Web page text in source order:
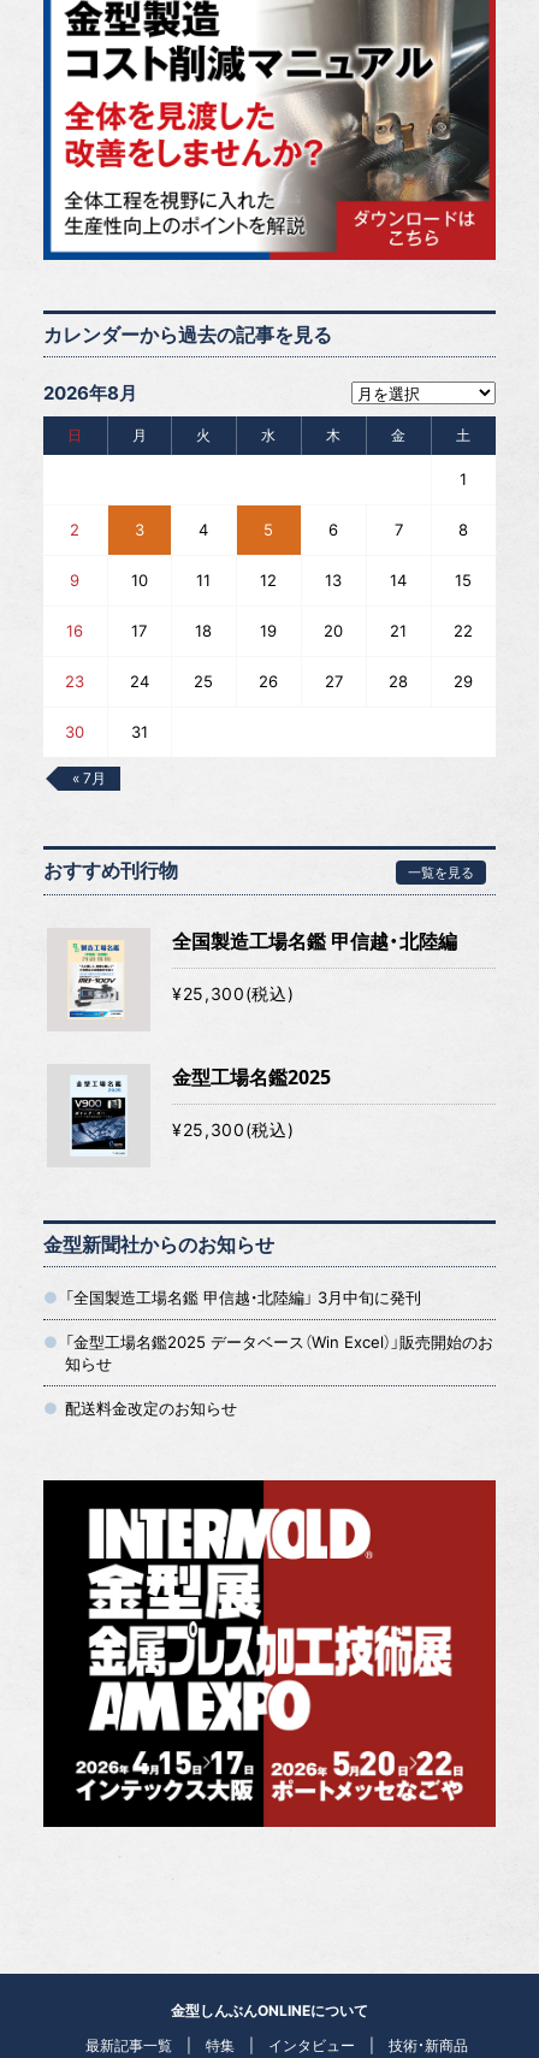
カレンダーから過去の記事を見る
2026年8月
日 月 火 水 木 金 土
1
2 3 4 5 6 7 8
9 10 11 12 13 14 15
16 17 18 19 20 21 22
23 24 25 26 27 28 29
30 31
« 7月
おすすめ刊行物 一覧を見る
全国製造工場名鑑 甲信越・北陸編
¥25,300(税込)
金型工場名鑑2025
¥25,300(税込)
金型新聞社からのお知らせ
「全国製造工場名鑑 甲信越・北陸編」 3月中旬に発刊
「金型工場名鑑2025 データベース（Win Excel）」販売開始のお
知らせ
配送料金改定のお知らせ
金型しんぶんONLINEについて
最新記事一覧
特集 インタビュー 技術・新商品